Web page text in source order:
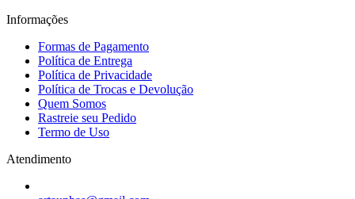
Informações
Formas de Pagamento
Política de Entrega
Política de Privacidade
Política de Trocas e Devolução
Quem Somos
Rastreie seu Pedido
Termo de Uso
Atendimento